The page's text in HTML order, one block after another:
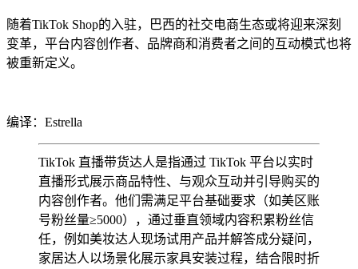
随着TikTok Shop的入驻，巴西的社交电商生态或将迎来深刻
变革，平台内容创作者、品牌商和消费者之间的互动模式也将
被重新定义。
编译： Estrella
TikTok 直播带货达人是指通过 TikTok 平台以实时
直播形式展示商品特性、与观众互动并引导购买的
内容创作者。他们需满足平台基础要求（如美区账
号粉丝量≥5000），通过垂直领域内容积累粉丝信
任，例如美妆达人现场试用产品并解答成分疑问，
家居达人以场景化展示家具安装过程，结合限时折